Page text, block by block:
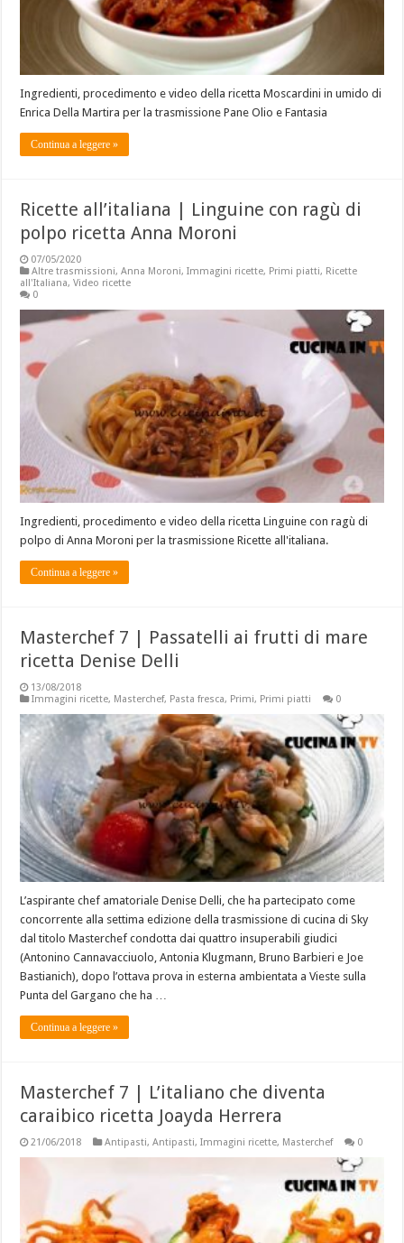
Ingredienti, procedimento e video della ricetta Moscardini in umido di
Enrica Della Martira per la trasmissione Pane Olio e Fantasia
Continua a leggere »
Ricette all’italiana | Linguine con ragù di
polpo ricetta Anna Moroni
07/05/2020
Altre trasmissioni,Anna Moroni,Immagini ricette, Primi piatti, Ricette
all'Italiana,Video ricette
0
Ingredienti, procedimento e video della ricetta Linguine con ragù di
polpo di Anna Moroni per la trasmissione Ricette all'italiana.
Continua a leggere »
Masterchef 7 | Passatelli ai frutti di mare
ricetta Denise Delli
13/08/2018
Immagini ricette, Masterchef, Pasta fresca, Primi, Primi piatti 0
L’aspirante chef amatoriale Denise Delli, che ha partecipato come
concorrente alla settima edizione della trasmissione di cucina di Sky
dal titolo Masterchef condotta dai quattro insuperabili giudici
(Antonino Cannavacciuolo, Antonia Klugmann, Bruno Barbieri e Joe
Bastianich), dopo l’ottava prova in esterna ambientata a Vieste sulla
Punta del Gargano che ha …
Continua a leggere »
Masterchef 7 | L’italiano che diventa
caraibico ricetta Joayda Herrera
21/06/2018 Antipasti,Antipasti,Immagini ricette, Masterchef 0